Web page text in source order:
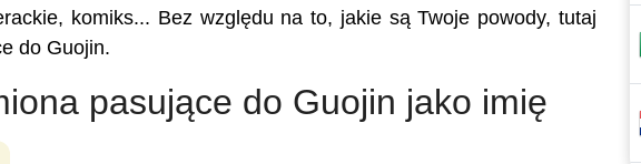
komiks... Bez względu na to, jakie są Twoje powody, tutaj
do Guojin.
pasujące do Guojin jako imię